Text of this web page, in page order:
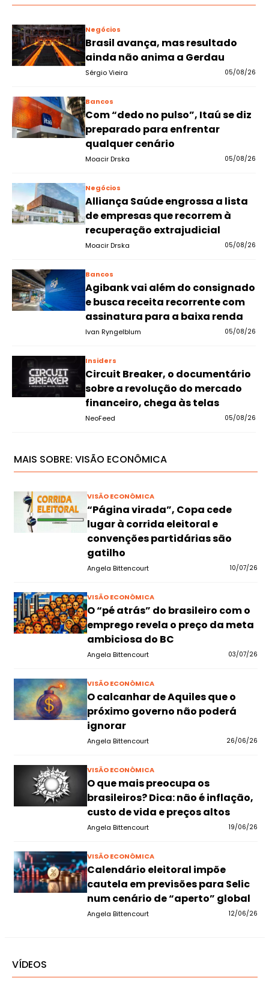
Negócios
Brasil avança, mas resultado
ainda não anima a Gerdau
Sérgio Vieira 05/08/26
Bancos
Com “dedo no pulso”, Itaú se diz
preparado para enfrentar
qualquer cenário
Moacir Drska 05/08/26
Negócios
Alliança Saúde engrossa a lista
de empresas que recorrem à
recuperação extrajudicial
Moacir Drska 05/08/26
Bancos
Agibank vai além do consignado
e busca receita recorrente com
assinatura para a baixa renda
Ivan Ryngelblum 05/08/26
Insiders
Circuit Breaker, o documentário
sobre a revolução do mercado
financeiro, chega às telas
NeoFeed 05/08/26
MAIS SOBRE: VISÃO ECONÔMICA
VISÃO ECONÔMICA
“Página virada”, Copa cede
lugar à corrida eleitoral e
convenções partidárias são
gatilho
Angela Bittencourt 10/07/26
VISÃO ECONÔMICA
O “pé atrás” do brasileiro com o
emprego revela o preço da meta
ambiciosa do BC
Angela Bittencourt 03/07/26
VISÃO ECONÔMICA
O calcanhar de Aquiles que o
próximo governo não poderá
ignorar
Angela Bittencourt 26/06/26
VISÃO ECONÔMICA
O que mais preocupa os
brasileiros? Dica: não é inflação,
custo de vida e preços altos
Angela Bittencourt 19/06/26
VISÃO ECONÔMICA
Calendário eleitoral impõe
cautela em previsões para Selic
num cenário de “aperto” global
Angela Bittencourt 12/06/26
VÍDEOS